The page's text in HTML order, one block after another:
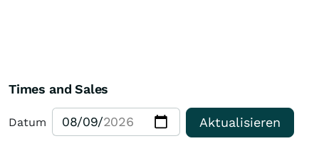
Times and Sales
Datum Aktualisieren